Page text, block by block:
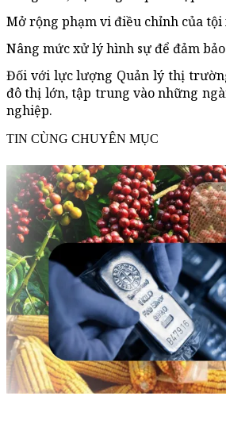
Mở rộng phạm vi điều chỉnh của
Nâng mức xử lý hình sự để đảm
Đối với lực lượng Quản lý thị
đô thị lớn, tập trung vào những
nghiệp.
TIN CÙNG CHUYÊN MỤC